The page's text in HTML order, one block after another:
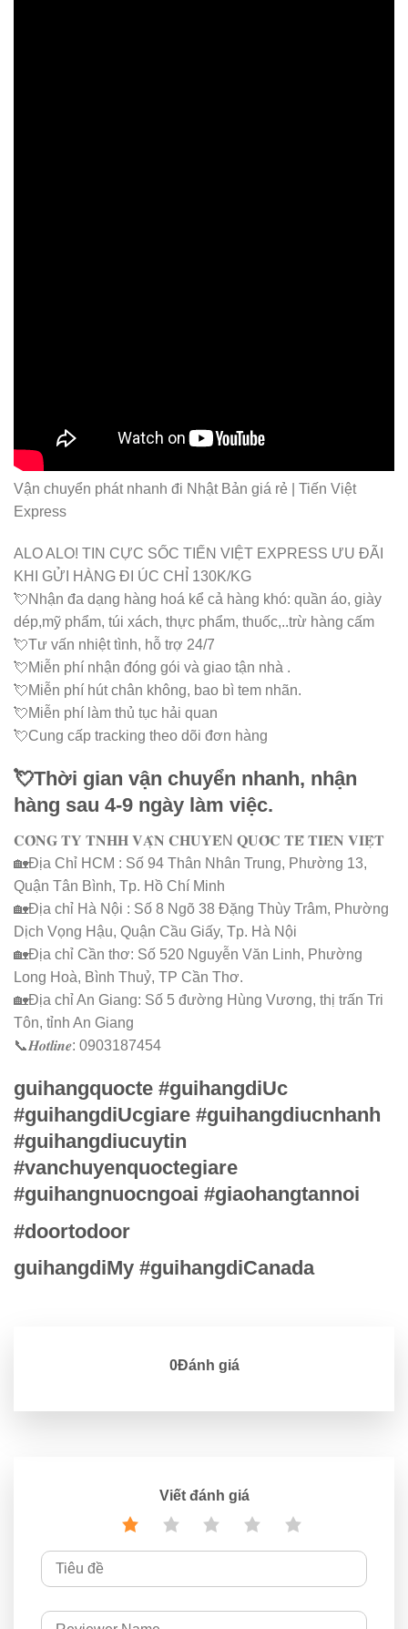
Vận chuyển phát nhanh đi Nhật Bản giá rẻ | Tiến Việt
Express
ALO ALO! TIN CỰC SỐC TIẾN VIỆT EXPRESS ƯU ĐÃI
KHI GỬI HÀNG ĐI ÚC CHỈ 130K/KG
💘Nhận đa dạng hàng hoá kể cả hàng khó: quần áo, giày
dép,mỹ phẩm, túi xách, thực phẩm, thuốc,..trừ hàng cấm
💘Tư vấn nhiệt tình, hỗ trợ 24/7
💘Miễn phí nhận đóng gói và giao tận nhà .
💘Miễn phí hút chân không, bao bì tem nhãn.
💘Miễn phí làm thủ tục hải quan
💘Cung cấp tracking theo dõi đơn hàng
💘Thời gian vận chuyển nhanh, nhận
hàng sau 4-9 ngày làm việc.
𝐂𝐎̂𝐍𝐆 𝐓𝐘 𝐓𝐍𝐇𝐇 𝐕𝐀̣̂𝐍 𝐂𝐇𝐔𝐘𝐄̂̉N 𝐐𝐔𝐎̂́𝐂 𝐓𝐄̂́ 𝐓𝐈𝐄̂́𝐍 𝐕𝐈𝐄̣̂𝐓
🏡Địa Chỉ HCM : Số 94 Thân Nhân Trung, Phường 13,
Quận Tân Bình, Tp. Hồ Chí Minh
🏡Địa chỉ Hà Nội : Số 8 Ngõ 38 Đặng Thùy Trâm, Phường
Dịch Vọng Hậu, Quận Cầu Giấy, Tp. Hà Nội
🏡Địa chỉ Cần thơ: Số 520 Nguyễn Văn Linh, Phường
Long Hoà, Bình Thuỷ, TP Cần Thơ.
🏡Địa chỉ An Giang: Số 5 đường Hùng Vương, thị trấn Tri
Tôn, tỉnh An Giang
📞𝑯𝒐𝒕𝒍𝒊𝒏𝒆: 0903187454
guihangquocte #guihangdiUc
#guihangdiUcgiare #guihangdiucnhanh
#guihangdiucuytin
#vanchuyenquoctegiare
#guihangnuocngoai #giaohangtannoi
#doortodoor
guihangdiMy #guihangdiCanada
0Đánh giá
Viết đánh giá